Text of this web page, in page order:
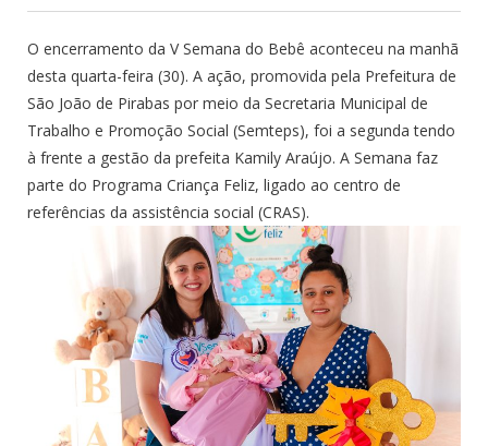
O encerramento da V Semana do Bebê aconteceu na manhã
desta quarta-feira (30). A ação, promovida pela Prefeitura de
São João de Pirabas por meio da Secretaria Municipal de
Trabalho e Promoção Social (Semteps), foi a segunda tendo
à frente a gestão da prefeita Kamily Araújo. A Semana faz
parte do Programa Criança Feliz, ligado ao centro de
referências da assistência social (CRAS).